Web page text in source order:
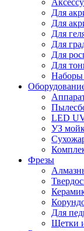
Для
Для
Для
Для
Для
Для
Наборы
LED
УЗ
Фрезы
Для
Щетки